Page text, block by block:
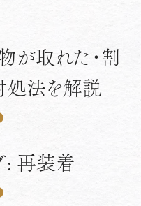
が取れた・割
処法を解説
: 再装着